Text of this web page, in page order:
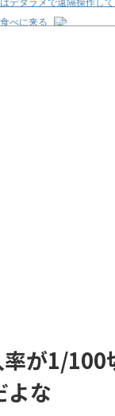
べに来る
が1/100
よな